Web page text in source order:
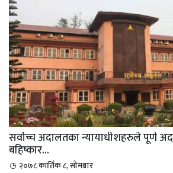
सर्वोच्च अदालतका न्यायाधीशहरुले पूर्ण
बहिष्कार...
२०७८ कार्तिक ८, सोमबार